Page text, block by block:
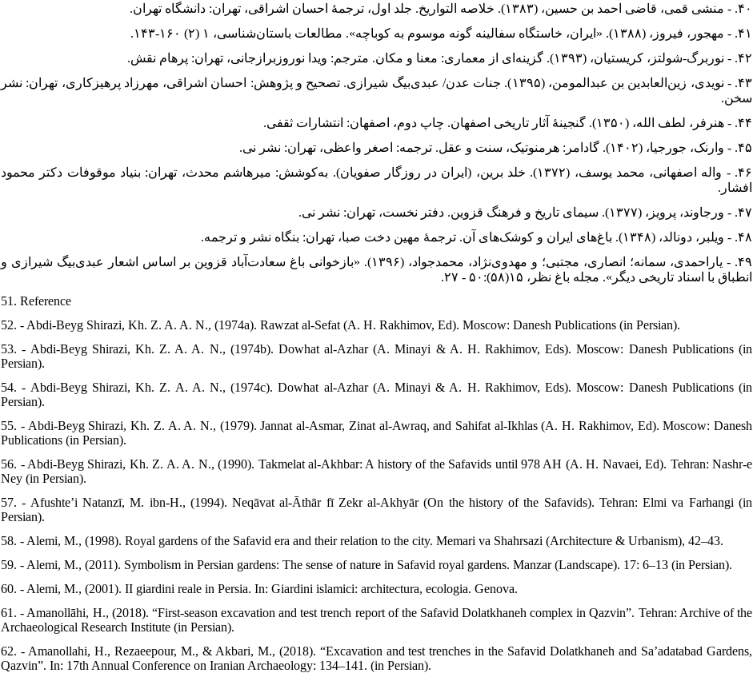
۴۰. - منشی قمی، قاضی احمد بن حسین، (۱۳۸۳). خلاصه التواریخ. جلد اول، ترجمۀ احسان اشراقی، تهران: دانشگاه تهران.
۴۱. - مهجور، فیروز، (۱۳۸۸). «ایران، خاستگاه سفالینه گونه موسوم به کوباچه». مطالعات باستان‌شناسی، ۱ (۲) ۱۶۰-۱۴۳.
۴۲. - نوربرگ-شولتز، کریستیان، (۱۳۹۳). گزینه‌ای از معماری: معنا و مکان. مترجم: ویدا نوروزبرازجانی، تهران: پرهام نقش.
۴۳. - ن‍وی‍دی، زی‍ن‌ال‍ع‍اب‍دی‍ن ب‍ن ع‍ب‍دالم‍وم‍ن، (۱۳۹۵). جنات عدن/ عبدی‌بیگ شیرازی. تصحیح و پژوهش: احسان اشراقی، مهرزاد پرهیزکاری، تهران: نشر
سخن‫.
۴۴. - هنرفر، لطف الله، (۱۳۵۰). گنجینۀ آثار تاریخی اصفهان. چاپ دوم، اصفهان: انتشارات ثقفی.
۴۵. - وارنک، جورجیا، (۱۴۰۲). گادامر: هرمنوتیک، سنت و عقل. ترجمه: اصغر واعظی، تهران: نشر نی.
۴۶. - واله اصفهانی، محمد یوسف، (۱۳۷۲). خلد برین، (ایران در روزگار صفویان). به‌کوشش: میرهاشم محدث، تهران: بنیاد موقوفات دکتر محمود
افشار.
۴۷. - ورجاوند، پرویز، (۱۳۷۷). سیمای تاریخ و فرهنگ قزوین. دفتر نخست، تهران: نشر نی.
۴۸. - ویلبر، دونالد، (۱۳۴۸). باغ‌های ایران و کوشک‌های آن. ترجمۀ مهین دخت صبا، تهران: بنگاه نشر و ترجمه.
۴۹. - یاراحمدی، سمانه؛ انصاری، مجتبی؛ و مهدوی‌نژاد، محمدجواد، (۱۳۹۶). «بازخوانی باغ سعادت‌آباد قزوین بر اساس اشعار عبدی‌بیگ شیرازی و
انطباق با اسناد تاریخی دیگر». مجله باغ نظر، ۱۵(۵۸):۵۰ - ۲۷.
51. Reference
52. - Abdi-Beyg Shirazi, Kh. Z. A. A. N., (1974a). Rawzat al-Sefat (A. H. Rakhimov, Ed). Moscow: Danesh Publications (in Persian).
53. - Abdi-Beyg Shirazi, Kh. Z. A. A. N., (1974b). Dowhat al-Azhar (A. Minayi & A. H. Rakhimov, Eds). Moscow: Danesh Publications (in
Persian).
54. - Abdi-Beyg Shirazi, Kh. Z. A. A. N., (1974c). Dowhat al-Azhar (A. Minayi & A. H. Rakhimov, Eds). Moscow: Danesh Publications (in
Persian).
55. - Abdi-Beyg Shirazi, Kh. Z. A. A. N., (1979). Jannat al-Asmar, Zinat al-Awraq, and Sahifat al-Ikhlas (A. H. Rakhimov, Ed). Moscow: Danesh
Publications (in Persian).
56. - Abdi-Beyg Shirazi, Kh. Z. A. A. N., (1990). Takmelat al-Akhbar: A history of the Safavids until 978 AH (A. H. Navaei, Ed). Tehran: Nashr-e
Ney (in Persian).
57. - Afushte’i Natanzī, M. ibn-H., (1994). Neqāvat al-Āthār fī Zekr al-Akhyār (On the history of the Safavids). Tehran: Elmi va Farhangi (in
Persian).
58. - Alemi, M., (1998). Royal gardens of the Safavid era and their relation to the city. Memari va Shahrsazi (Architecture & Urbanism), 42–43.
59. - Alemi, M., (2011). Symbolism in Persian gardens: The sense of nature in Safavid royal gardens. Manzar (Landscape). 17: 6–13 (in Persian).
60. - Alemi, M., (2001). II giardini reale in Persia. In: Giardini islamici: architectura, ecologia. Genova.
61. - Amanollāhi, H., (2018). “First-season excavation and test trench report of the Safavid Dolatkhaneh complex in Qazvin”. Tehran: Archive of the
Archaeological Research Institute (in Persian).
62. - Amanollahi, H., Rezaeepour, M., & Akbari, M., (2018). “Excavation and test trenches in the Safavid Dolatkhaneh and Sa’adatabad Gardens,
Qazvin”. In: 17th Annual Conference on Iranian Archaeology: 134–141. (in Persian).